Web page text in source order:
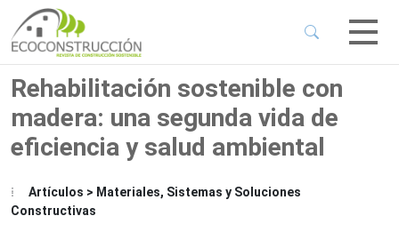
Menu
Menu
Rehabilitación sostenible con
madera: una segunda vida de
eficiencia y salud ambiental
Artículos > Materiales, Sistemas y Soluciones
Constructivas